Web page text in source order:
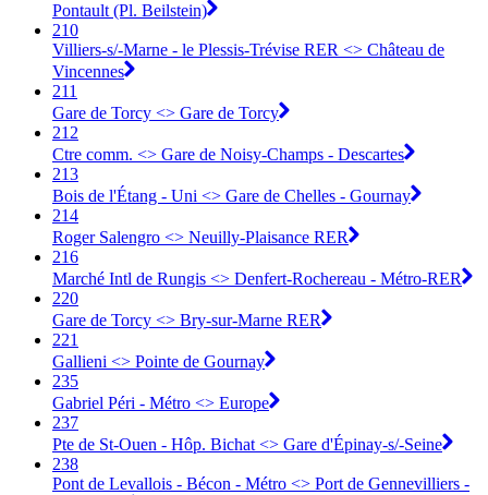
Pontault (Pl. Beilstein)
210
Villiers-s/-Marne - le Plessis-Trévise RER <> Château de
Vincennes
211
Gare de Torcy <> Gare de Torcy
212
Ctre comm. <> Gare de Noisy-Champs - Descartes
213
Bois de l'Étang - Uni <> Gare de Chelles - Gournay
214
Roger Salengro <> Neuilly-Plaisance RER
216
Marché Intl de Rungis <> Denfert-Rochereau - Métro-RER
220
Gare de Torcy <> Bry-sur-Marne RER
221
Gallieni <> Pointe de Gournay
235
Gabriel Péri - Métro <> Europe
237
Pte de St-Ouen - Hôp. Bichat <> Gare d'Épinay-s/-Seine
238
Pont de Levallois - Bécon - Métro <> Port de Gennevilliers -